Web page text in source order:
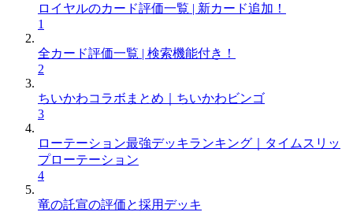
ロイヤルのカード評価一覧 | 新カード追加！
1
全カード評価一覧 | 検索機能付き！
2
ちいかわコラボまとめ｜ちいかわビンゴ
3
ローテーション最強デッキランキング｜タイムスリッ
プローテーション
4
竜の託宣の評価と採用デッキ